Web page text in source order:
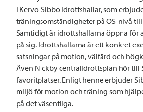
i Kervo-Sibbo Idrottshallar, som
träningsomständigheter på OS-nivå
Samtidigt är idrottshallarna öppna för
på sig. Idrottshallarna är ett konkret
satsningar på motion, välfärd och
Även Nickby centralidrottsplan hör till
favoritplatser. Enligt henne erbjuder
miljö för motion och träning som
på det väsentliga.